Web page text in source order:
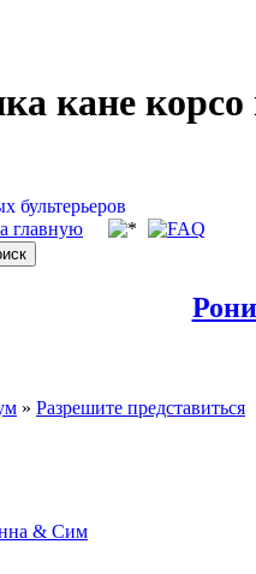
кане
бультерьеров
» Разрешите представиться
& Сим